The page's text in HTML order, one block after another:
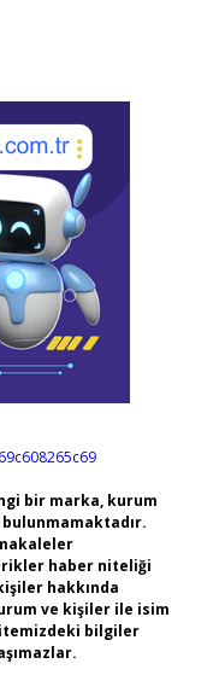
bir marka, kurum
haber niteliği
hakkında
ve kişiler ile isim
bilgiler